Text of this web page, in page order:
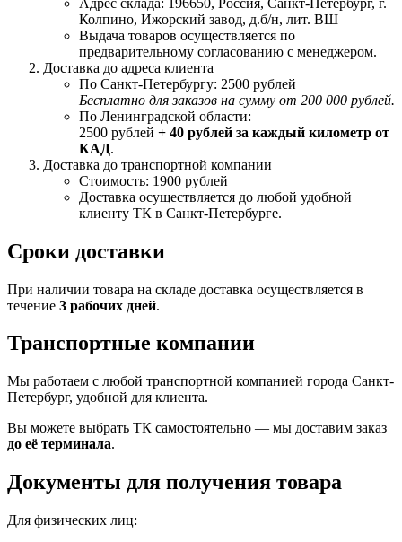
Колпино, Ижорский завод, д.б/н, лит. ВШ
Выдача товаров осуществляется по
предварительному согласованию с менеджером.
Доставка до адреса клиента
По Санкт-Петербургу: 2500 рублей
Бесплатно для заказов на сумму от 200 000 рублей.
По Ленинградской области:
2500 рублей + 40 рублей за каждый километр от
КАД.
Доставка до транспортной компании
Стоимость: 1900 рублей
Доставка осуществляется до любой удобной
клиенту ТК в Санкт-Петербурге.
Сроки доставки
При наличии товара на складе доставка осуществляется в
течение 3 рабочих дней.
Транспортные компании
Мы работаем с любой транспортной компанией города Санкт-
Петербург, удобной для клиента.
Вы можете выбрать ТК самостоятельно — мы доставим заказ
до её терминала.
Документы для получения товара
Для физических лиц: